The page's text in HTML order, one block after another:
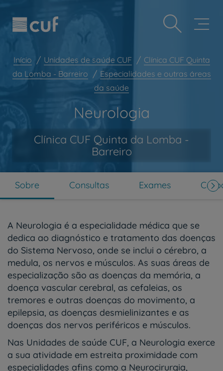
este
site
inclui
sistema
acessibilidade.
para
conteúdo
Prevenção e bem-estar
Grandes Áreas da Saúde
Plano +CUF
Clientes e acompanhantes
CUF Academic Center
Para profissionais
Contacte-nos
Início Unidades de saúde CUF
Clínica CUF Quinta
da Lomba - Barreiro
Especialidades e outras áreas
da saúde
Neurologia
Clínica CUF Quinta da Lomba -
Barreiro
Sobre Consultas Exames
A Neurologia é a especialidade médica que se
dedica ao diagnóstico e tratamento das doenças
do Sistema Nervoso, onde se inclui o cérebro, a
medula, os nervos e músculos. As suas áreas de
especialização são as doenças da memória, a
doença vascular cerebral, as cefaleias, os
tremores e outras doenças do movimento, a
epilepsia, as doenças desmielinizantes e as
doenças dos nervos periféricos e músculos.
Nas Unidades de saúde CUF, a Neurologia exerce
a sua atividade em estreita proximidade com
especialidades afins como a Neurocirurgia,